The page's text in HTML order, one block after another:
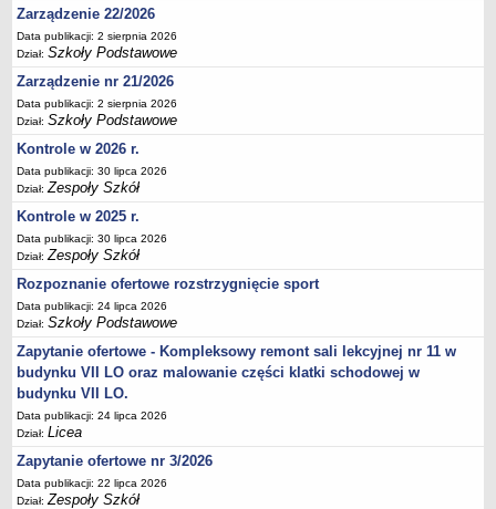
Deklaracja dostępności
PORADNIE PSYCHOLOGICZNO-PEDAGOGICZNE
Zespół Poradni
BIURO FINANSÓW OŚWIATY
Dane podstawowe
Statut
Majątek
Godziny dyżurów
Ogłoszenia
Zarządzenia
Rejestry, ewidencje, archiwa
Kontrole
PONOWNE WYKORZYSTYWANIE
Sprawozdania
Deklaracja dostępności
DEKLARACJA DOSTĘPNOŚCI
UDOSTĘPNIANIE INFORMACJI PUBLICZNEJ
Zarządzenie 22/2026
Data publikacji: 2 sierpnia 2026
Dział:Szkoły Podstawowe
Zarządzenie nr 21/2026
Data publikacji: 2 sierpnia 2026
Dział:Szkoły Podstawowe
Kontrole w 2026 r.
Data publikacji: 30 lipca 2026
Dział:Zespoły Szkół
Kontrole w 2025 r.
Data publikacji: 30 lipca 2026
Dział:Zespoły Szkół
Rozpoznanie ofertowe rozstrzygnięcie sport
Data publikacji: 24 lipca 2026
Dział:Szkoły Podstawowe
Zapytanie ofertowe - Kompleksowy remont sali lekcyjnej nr 11 w
budynku VII LO oraz malowanie części klatki schodowej w
budynku VII LO.
Data publikacji: 24 lipca 2026
Dział:Licea
Zapytanie ofertowe nr 3/2026
Data publikacji: 22 lipca 2026
Dział:Zespoły Szkół